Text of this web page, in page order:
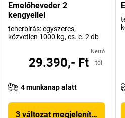
Emelőheveder 2
kengyellel
teherbírás: egyszeres,
közvetlen 1000 kg, cs. e. 2 db
Nettó
29.390,- Ft -tól
4 munkanap alatt
3 változat megjelenítése